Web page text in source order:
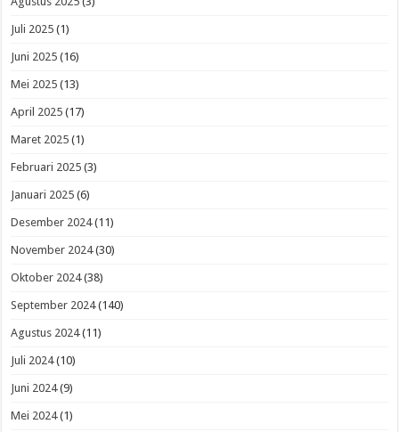
Juli 2025 (1)
Juni 2025 (16)
Mei 2025 (13)
April 2025 (17)
Maret 2025 (1)
Februari 2025 (3)
Januari 2025 (6)
Desember 2024(11)
November 2024(30)
Oktober 2024(38)
September 2024(140)
Agustus 2024(11)
Juli 2024(10)
Juni 2024(9)
Mei 2024(1)